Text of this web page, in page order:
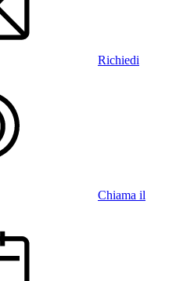
Richiedi
Chiama il